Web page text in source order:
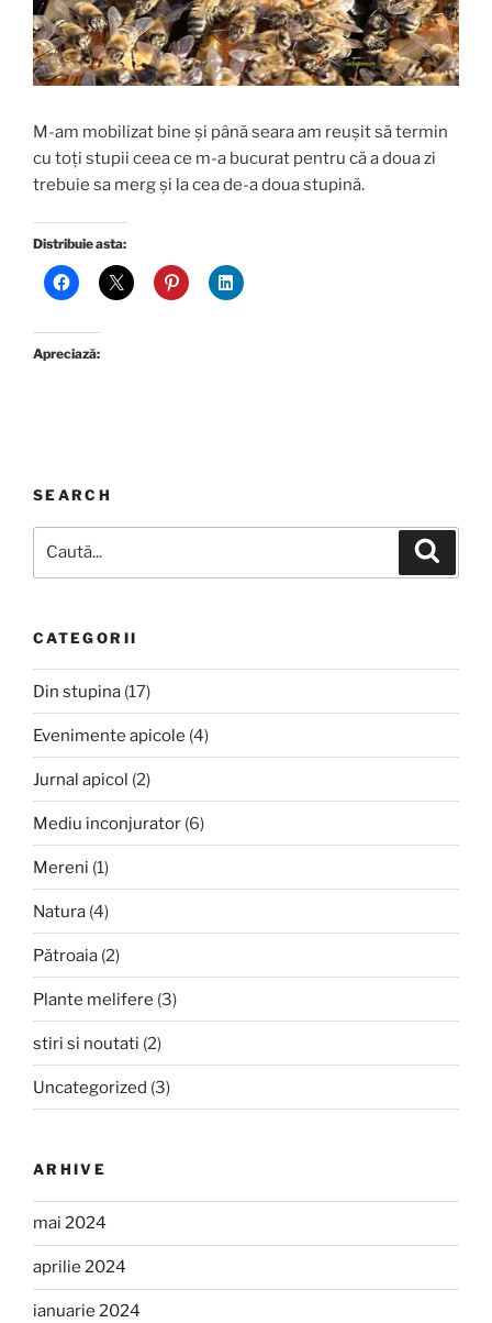
M-am mobilizat bine și până seara am reușit să termin
cu toți stupii ceea ce m-a bucurat pentru că a doua zi
trebuie sa merg și la cea de-a doua stupină.
Distribuie asta:
Apreciază:
SEARCH
după:
CATEGORII
Din stupina (17)
Evenimente apicole (4)
Jurnal apicol (2)
Mediu inconjurator (6)
Mereni (1)
Natura (4)
Pătroaia (2)
Plante melifere (3)
stiri si noutati (2)
Uncategorized (3)
ARHIVE
mai 2024
aprilie 2024
ianuarie 2024